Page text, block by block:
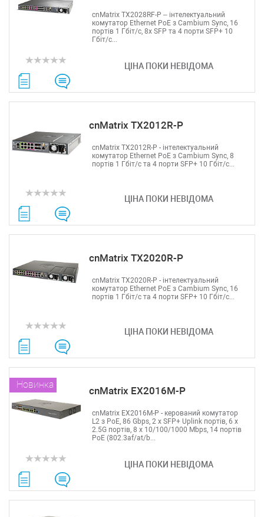
ЦІНА ПОКИ НЕВІДОМА
cnMatrix TX2028RF-P – інтелектуальний
комутатор Ethernet PoE з Cambium Sync, 16
портів 1 Гбіт/с, 8x SFP та 4 порти SFP+ 10
Гбіт/с...
cnMatrix TX2012R-P
ЦІНА ПОКИ НЕВІДОМА
cnMatrix TX2012R-P - інтелектуальний
комутатор Ethernet PoE з Cambium Sync, 8
портів 1 Гбіт/с та 4 порти SFP+ 10 Гбіт/с...
cnMatrix TX2020R-P
ЦІНА ПОКИ НЕВІДОМА
cnMatrix TX2020R-P - інтелектуальний
комутатор Ethernet PoE з Cambium Sync, 16
портів 1 Гбіт/с та 4 порти SFP+ 10 Гбіт/с...
cnMatrix EX2016M-P
Новинка
ЦІНА ПОКИ НЕВІДОМА
cnMatrix EX2016M-P - керований комутатор
L2 з PoE, 86 Gbps, 2 x SFP+ Uplink портів, 6 х
2.5G портів, 8 х 10/100/1000 Mbps, 14 портів
PoE (802.3af/at/b...